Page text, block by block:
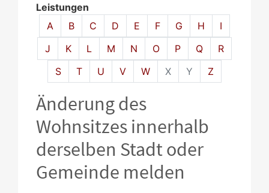
Leistungen
Alphabetisches Register überspringen
A B C D E F G H
I
J
K L M N O P Q
R
S
T U V W X Y Z
Änderung des
Wohnsitzes innerhalb
derselben Stadt oder
Gemeinde melden